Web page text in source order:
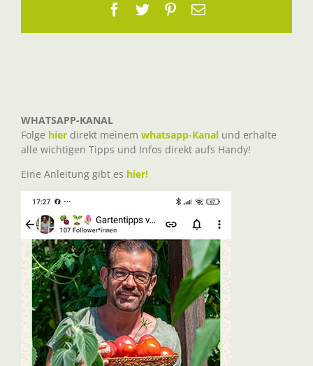
Facebook
TwitterPinterest
E-
WHATSAPP-KANAL
Folge hier direkt meinem whatsapp-Kanal und erhalte
alle wichtigen Tipps und Infos direkt aufs Handy!
Eine Anleitung gibt es hier!